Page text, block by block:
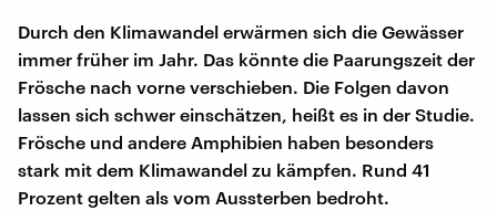
Durch den Klimawandel erwärmen sich die Gewässer
immer früher im Jahr. Das könnte die Paarungszeit der
Frösche nach vorne verschieben. Die Folgen davon
lassen sich schwer einschätzen, heißt es in der Studie.
Frösche und andere Amphibien haben besonders
stark mit dem Klimawandel zu kämpfen. Rund 41
Prozent gelten als vom Aussterben bedroht.